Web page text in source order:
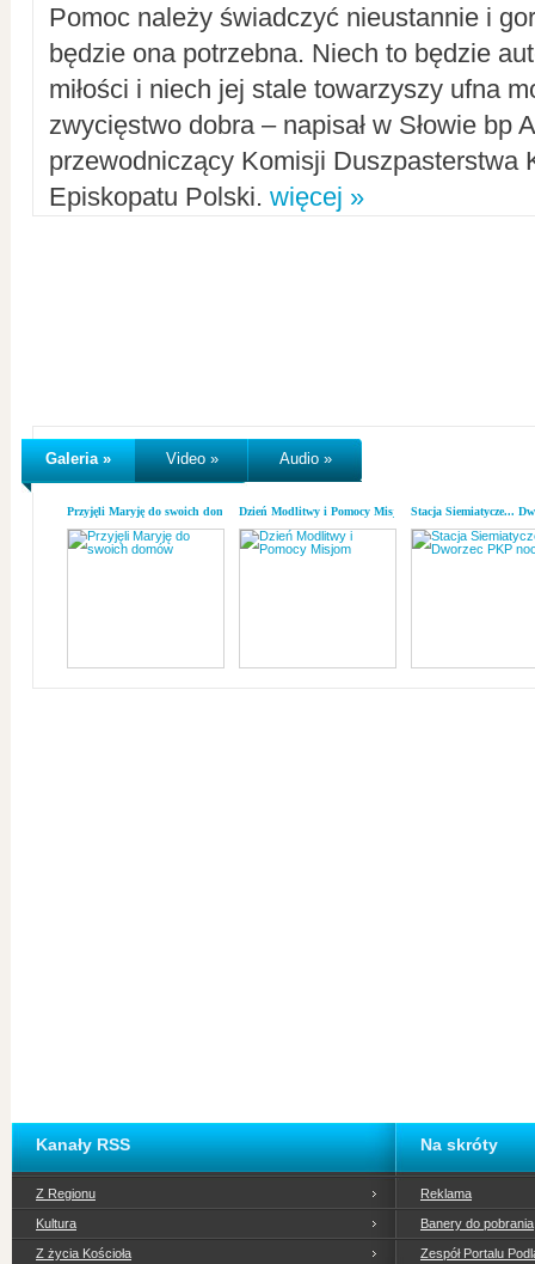
Pomoc należy świadczyć nieustannie i
będzie ona potrzebna. Niech to będzie
miłości i niech jej stale towarzyszy ufna
zwycięstwo dobra – napisał w Słowie bp
przewodniczący Komisji Duszpasterstwa
Episkopatu Polski. więcej »
Galeria » Video » Audio »
Przyjęli Maryję do swoich domówDzień Modlitwy i Pomocy MisjomStacja Siemiatycze...
Kanały RSS
Z Regionu
Kultura
Z życia Kościoła
Na skróty
Reklama
Banery do pobrania
Zespół Portalu